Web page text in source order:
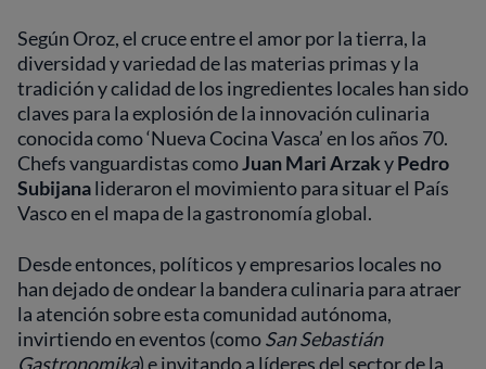
Según Oroz, el cruce entre el amor por la tierra, la
diversidad y variedad de las materias primas y la
tradición y calidad de los ingredientes locales han sido
claves para la explosión de la innovación culinaria
conocida como ‘Nueva Cocina Vasca’ en los años 70.
Chefs vanguardistas comoJuan Mari ArzakyPedro
Subijanalideraron el movimiento para situar el País
Vasco en el mapa de la gastronomía global.
Desde entonces, políticos y empresarios locales no
han dejado de ondear la bandera culinaria para atraer
la atención sobre esta comunidad autónoma,
invirtiendo en eventos (comoSan Sebastián
Gastronomika) e invitando a líderes del sector de la